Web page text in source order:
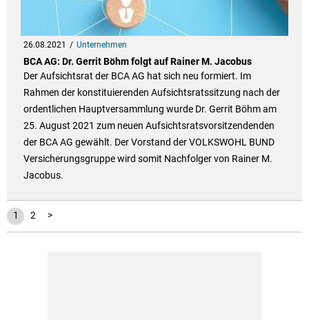
26.08.2021 Unternehmen
BCA AG: Dr. Gerrit Böhm folgt auf Rainer M. Jacobus
Der Aufsichtsrat der BCA AG hat sich neu formiert. Im
Rahmen der konstituierenden Aufsichtsratssitzung nach der
ordentlichen Hauptversammlung wurde Dr. Gerrit Böhm am
25. August 2021 zum neuen Aufsichtsratsvorsitzendenden
der BCA AG gewählt. Der Vorstand der VOLKSWOHL BUND
Versicherungsgruppe wird somit Nachfolger von Rainer M.
Jacobus.
1 2 >